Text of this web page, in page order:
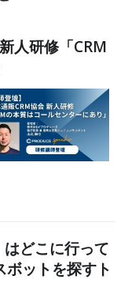
人研修「CRM
どこに行って
ボットを探すト